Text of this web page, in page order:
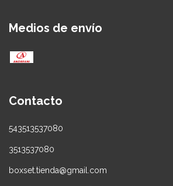
Medios de envío
Contacto
543513537080
3513537080
boxset.tienda@gmail.com